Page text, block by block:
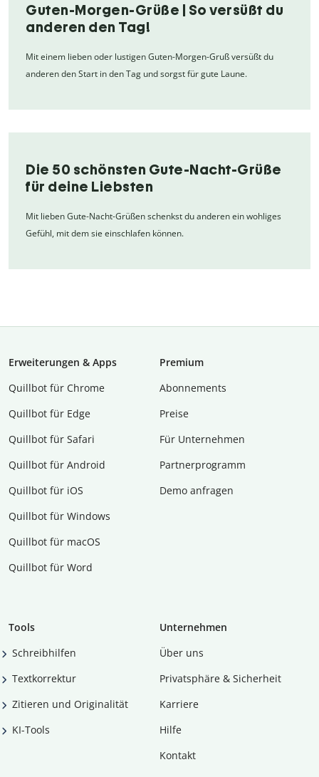
Guten-Morgen-Grüße | So versüßt du
anderen den Tag!
Mit einem lieben oder lustigen Guten-Morgen-Gruß versüßt du
anderen den Start in den Tag und sorgst für gute Laune.
Die 50 schönsten Gute-Nacht-Grüße
für deine Liebsten
Mit lieben Gute-Nacht-Grüßen schenkst du anderen ein wohliges
Gefühl, mit dem sie einschlafen können.
Erweiterungen & Apps
Quillbot für Chrome
Quillbot für Edge
Quillbot für Safari
Quillbot für Android
Quillbot für iOS
Quillbot für Windows
Quillbot für macOS
Quillbot für Word
Premium
Abon­ne­ments
Preise
Für Unternehmen
Partnerprogramm
Demo anfragen
Tools
Schreibhilfen
Textkorrektur
Zitieren und Originalität
KI-Tools
Unternehmen
Über uns
Privatsphäre & Sicherheit
Karriere
Hilfe
Kontakt